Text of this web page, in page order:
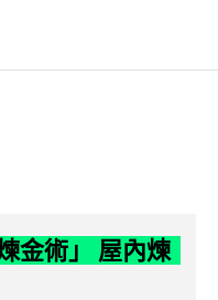
金術」 屋內煉